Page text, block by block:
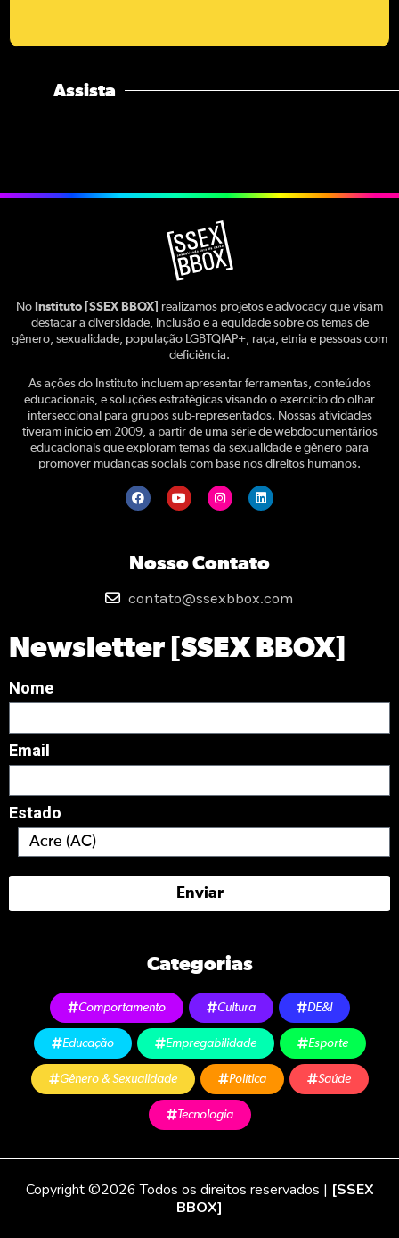
Assista
No Instituto [SSEX BBOX]
realizamos projetos e advocacy que visam
destacar a diversidade, inclusão e a equidade sobre os temas de
gênero, sexualidade, população LGBTQIAP+, raça, etnia e pessoas com
deficiência.
As ações do Instituto incluem apresentar ferramentas, conteúdos
educacionais, e soluções estratégicas visando o exercício do olhar
interseccional para grupos sub-representados. Nossas atividades
tiveram início em 2009, a partir de uma série de webdocumentários
educacionais que exploram temas da sexualidade e gênero para
promover mudanças sociais com base nos direitos humanos.
Nosso Contato
contato@ssexbbox.com
Newsletter [SSEX BBOX]
Nome
Email
Estado
Enviar
Categorias
Comportamento Cultura DE&I
Educação Empregabilidade Esporte
Gênero & Sexualidade Política Saúde
Tecnologia
Copyright ©2026 Todos os direitos reservados | [SSEX
BBOX]